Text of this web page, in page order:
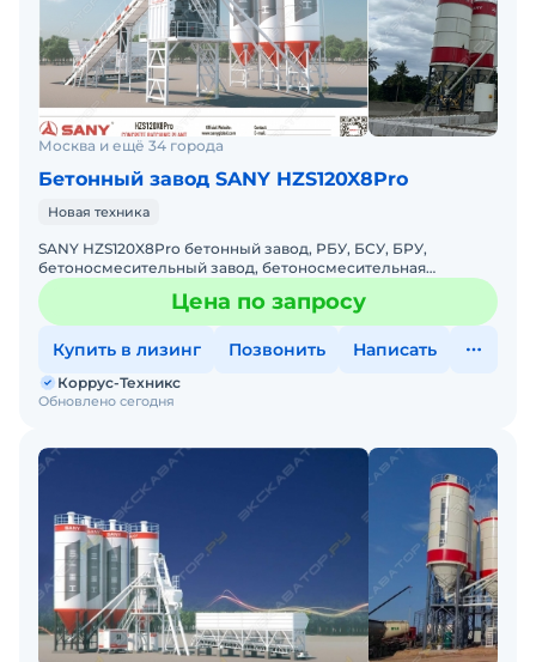
модификации
программных
установок в
соответствии с
текущими
Возможность
рецептов.
Возможность
использования
сыпучих добавок
жидких добавок.
круглосуточной
работы. Контроль
данных о
потреблении
материалов.
Москва и ещё 34 города
Бетонный завод SANY HZS120X8Pro
Новая техника
SANY HZS120X8Pro бетонный завод, РБУ, БСУ, БРУ,
бетоносмесительный завод, бетоносмесительная
установкаЦена по запросуТип: цикличныйСпособ
перемещения: транспортЦена по запросу
Купить в лизинг Позвонить Написать
Обновлено сегодня
Коррус-Техникс